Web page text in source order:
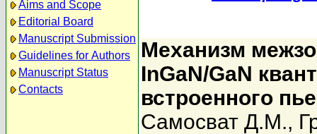
Aims and Scope
Editorial Board
Manuscript Submission
Guidelines for Authors
Manuscript Status
Contacts
Механизм
InGaN/GaN
встроенного
Самосват Д.М.,